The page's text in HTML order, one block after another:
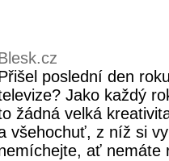
poslední den
Jako každý
žádná velká
všehochuť, z níž si
ať nemáte